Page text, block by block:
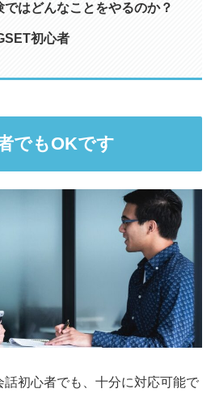
はどんなことをやるのか？
初心者
でもOKです
初心者でも、十分に対応可能で